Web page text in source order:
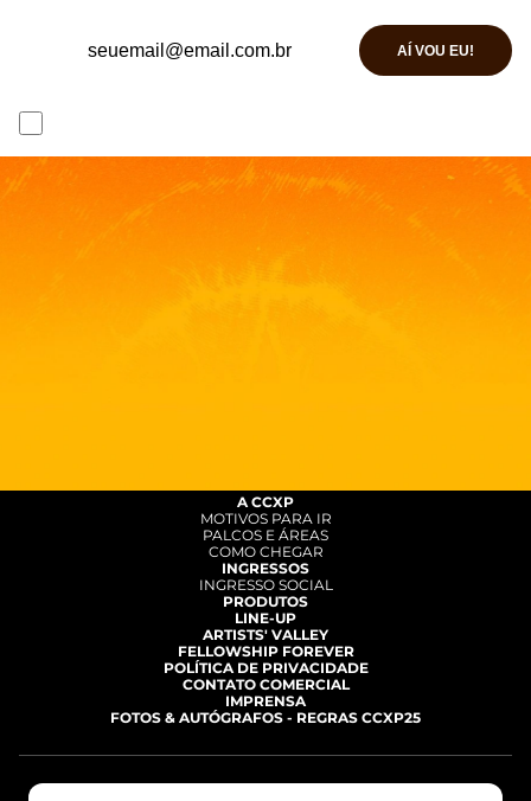
AÍ VOU EU!
A CCXP
MOTIVOS PARA IR
PALCOS E ÁREAS
COMO CHEGAR
INGRESSOS
INGRESSO SOCIAL
PRODUTOS
LINE-UP
ARTISTS' VALLEY
FELLOWSHIP FOREVER
POLÍTICA DE PRIVACIDADE
CONTATO COMERCIAL
IMPRENSA
FOTOS & AUTÓGRAFOS - REGRAS CCXP25